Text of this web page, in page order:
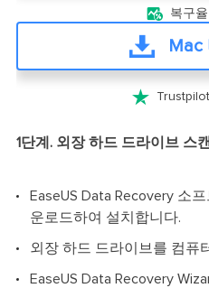
 복구
Mac

1단계. 외장 하드 드라이브 스
EaseUS Data Recovery 소
운로드하여 설치합니다.
외장 하드 드라이브를 컴퓨
EaseUS Data Recovery